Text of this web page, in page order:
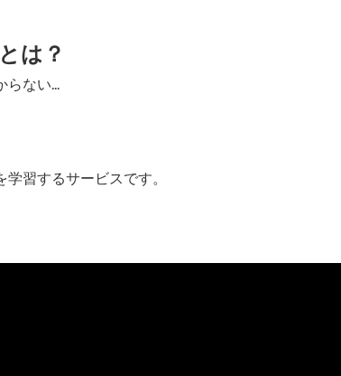
は？
ない...
習するサービスです。